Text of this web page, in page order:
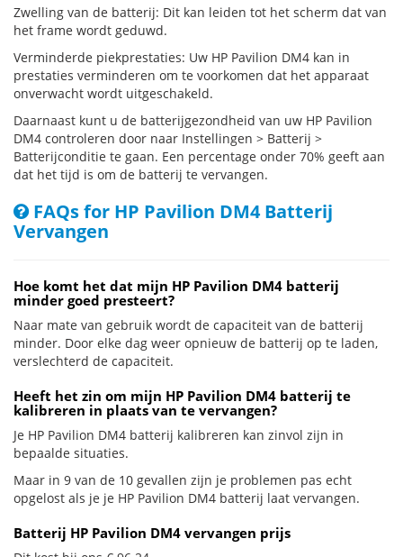
Zwelling van de batterij: Dit kan leiden tot het scherm dat van
het frame wordt geduwd.
Verminderde piekprestaties: Uw HP Pavilion DM4 kan in
prestaties verminderen om te voorkomen dat het apparaat
onverwacht wordt uitgeschakeld.
Daarnaast kunt u de batterijgezondheid van uw HP Pavilion
DM4 controleren door naar Instellingen > Batterij >
Batterijconditie te gaan. Een percentage onder 70% geeft aan
dat het tijd is om de batterij te vervangen.
FAQs for HP Pavilion DM4 Batterij
Vervangen
Hoe komt het dat mijn HP Pavilion DM4 batterij
minder goed presteert?
Naar mate van gebruik wordt de capaciteit van de batterij
minder. Door elke dag weer opnieuw de batterij op te laden,
verslechterd de capaciteit.
Heeft het zin om mijn HP Pavilion DM4 batterij te
kalibreren in plaats van te vervangen?
Je HP Pavilion DM4 batterij kalibreren kan zinvol zijn in
bepaalde situaties.
Maar in 9 van de 10 gevallen zijn je problemen pas echt
opgelost als je je HP Pavilion DM4 batterij laat vervangen.
Batterij HP Pavilion DM4 vervangen prijs